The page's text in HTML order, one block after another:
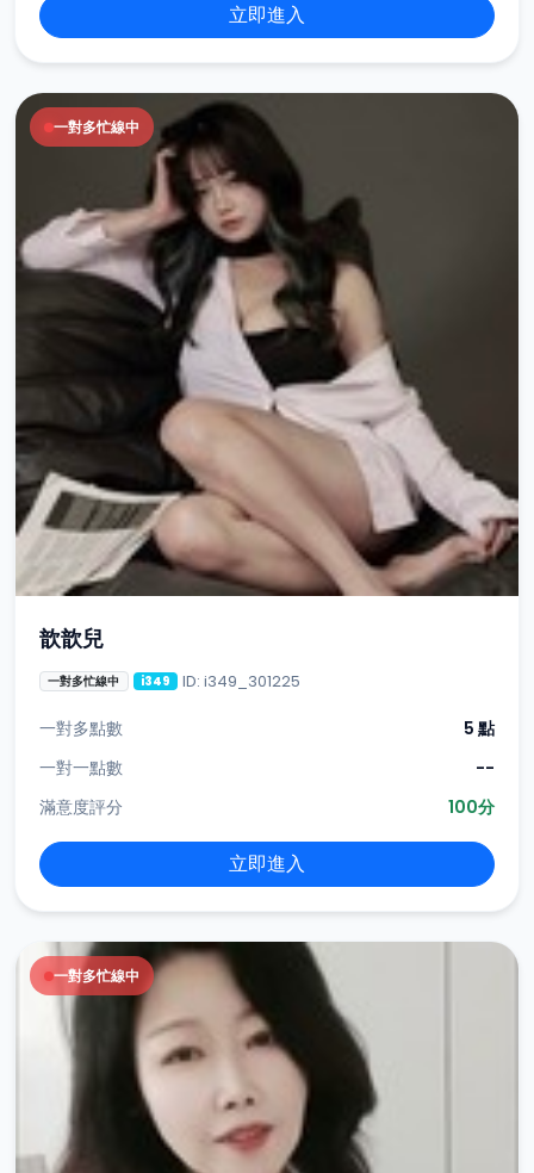
立即進入
一對多忙線中
歆歆兒
一對多忙線中 i349 ID: i349_301225
一對多點數
5 點
一對一點數
--
滿意度評分
100分
立即進入
一對多忙線中